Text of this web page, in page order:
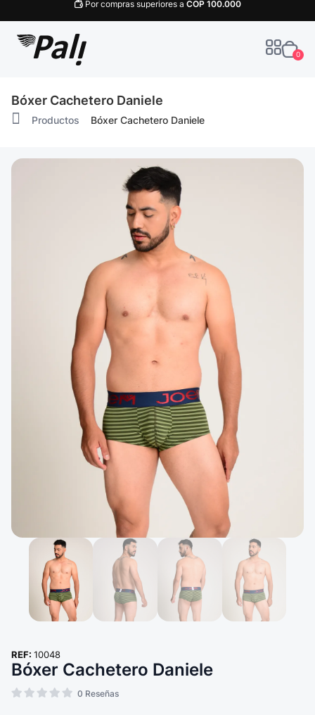
Por compras superiores a COP100.000
0
Bóxer Cachetero Daniele
Productos Bóxer Cachetero Daniele
REF: 10048
Bóxer Cachetero Daniele
0 Reseñas